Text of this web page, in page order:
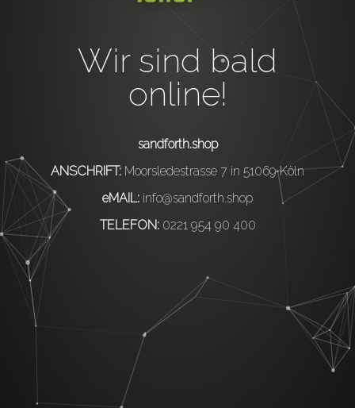
Wir sind bald
online!
sandforth.shop
ANSCHRIFT: Moorsledestrasse 7 in 51069 Köln
eMAIL: info@sandforth.shop
TELEFON: 0221 954 90 400